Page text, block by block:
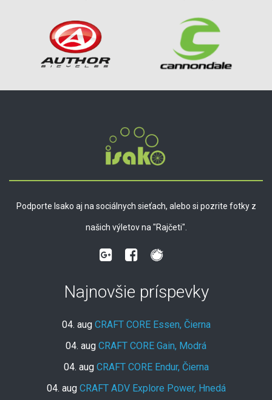
Podporte Isako aj na sociálnych sieťach, alebo si pozrite fotky z
našich výletov na "Rajčeti".
Najnovšie príspevky
04. aug CRAFT CORE Essen, Čierna
04. aug CRAFT CORE Gain, Modrá
04. aug CRAFT CORE Endur, Čierna
04. aug CRAFT ADV Explore Power, Hnedá